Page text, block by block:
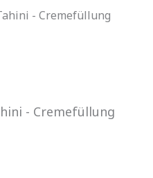
- Cremefüllung